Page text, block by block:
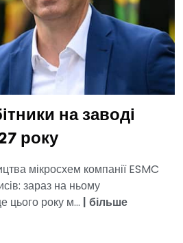
на заводі
року
мікросхем компанії ESMC
зараз на ньому
цього року м... | більше